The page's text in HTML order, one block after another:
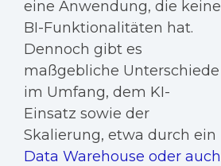
eine Anwendung, die keine
BI-Funktionalitäten hat.
Dennoch gibt es
maßgebliche Unterschiede
im Umfang, dem KI-
Einsatz sowie der
Skalierung, etwa durch ein
Data Warehouse oder auch